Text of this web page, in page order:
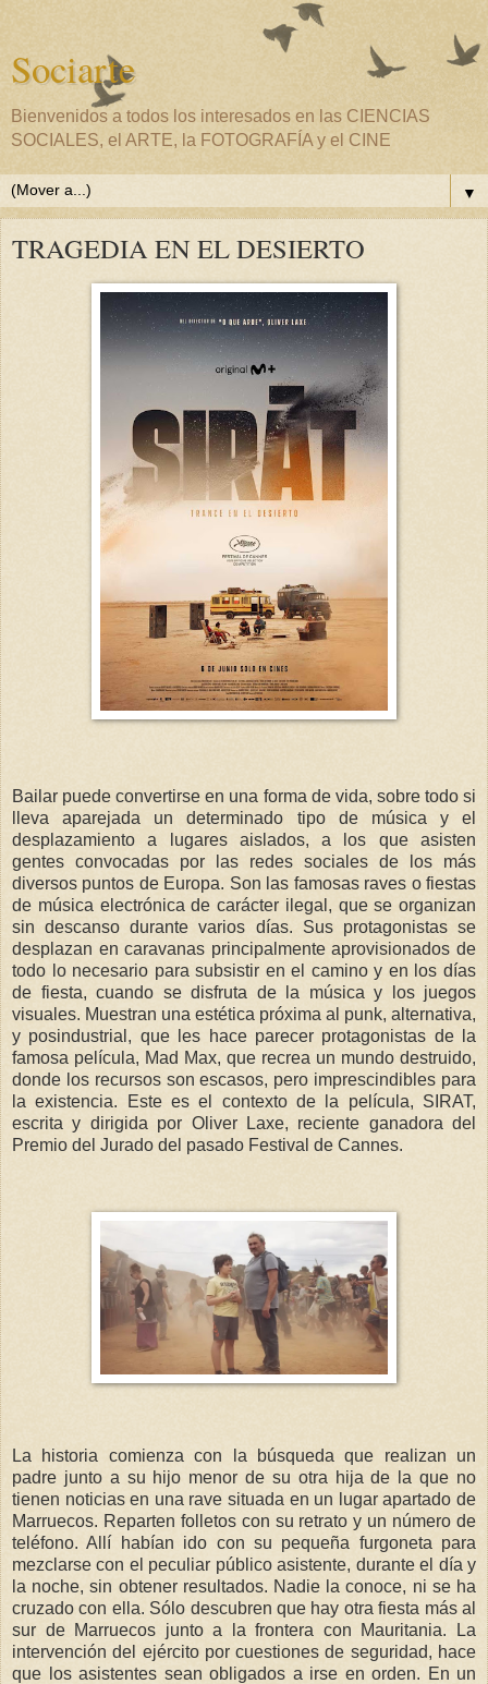
Sociarte
Bienvenidos a todos los interesados en las CIENCIAS
SOCIALES, el ARTE, la FOTOGRAFÍA y el CINE
▼
TRAGEDIA EN EL DESIERTO
Bailar puede convertirse en una forma de vida, sobre todo si
lleva aparejada un determinado tipo de música y el
desplazamiento a lugares aislados, a los que asisten
gentes convocadas por las redes sociales de los más
diversos puntos de Europa. Son las famosas raves o fiestas
de música electrónica de carácter ilegal, que se organizan
sin descanso durante varios días. Sus protagonistas se
desplazan en caravanas principalmente aprovisionados de
todo lo necesario para subsistir en el camino y en los días
de fiesta, cuando se disfruta de la música y los juegos
visuales. Muestran una estética próxima al punk, alternativa,
y posindustrial, que les hace parecer protagonistas de la
famosa película, Mad Max, que recrea un mundo destruido,
donde los recursos son escasos, pero imprescindibles para
la existencia. Este es el contexto de la película, SIRAT,
escrita y dirigida por Oliver Laxe, reciente ganadora del
Premio del Jurado del pasado Festival de Cannes.
La historia comienza con la búsqueda que realizan un
padre junto a su hijo menor de su otra hija de la que no
tienen noticias en una rave situada en un lugar apartado de
Marruecos. Reparten folletos con su retrato y un número de
teléfono. Allí habían ido con su pequeña furgoneta para
mezclarse con el peculiar público asistente, durante el día y
la noche, sin obtener resultados. Nadie la conoce, ni se ha
cruzado con ella. Sólo descubren que hay otra fiesta más al
sur de Marruecos junto a la frontera con Mauritania. La
intervención del ejército por cuestiones de seguridad, hace
que los asistentes sean obligados a irse en orden. En un